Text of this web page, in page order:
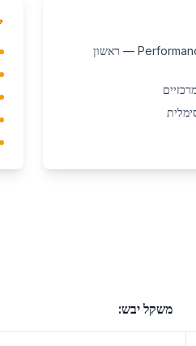
מפלט Performance Tuned 4-2-1 — ראשון
משקל יבש: